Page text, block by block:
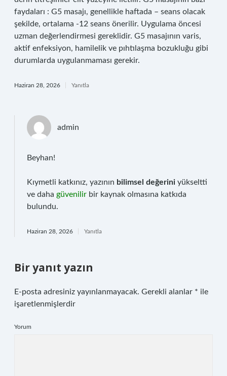
faydaları : G5 masajı, genellikle haftada – seans olacak
şekilde, ortalama -12 seans önerilir. Uygulama öncesi
uzman değerlendirmesi gereklidir. G5 masajının varis,
aktif enfeksiyon, hamilelik ve pıhtılaşma bozukluğu gibi
durumlarda uygulanmaması gerekir.
Haziran 28, 2026 Yanıtla
admin
Beyhan!
Kıymetli katkınız, yazının bilimsel değerini yükseltti
ve daha güvenilir bir kaynak olmasına katkıda
bulundu.
Haziran 28, 2026 Yanıtla
Bir yanıt yazın
E-posta adresiniz yayınlanmayacak. Gerekli alanlar * ile
işaretlenmişlerdir
Yorum